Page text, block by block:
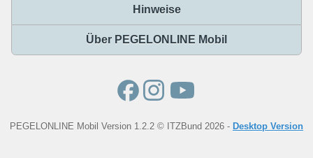
Hinweise
Über PEGELONLINE Mobil
PEGELONLINE Mobil Version 1.2.2 © ITZBund 2026 - Desktop Version